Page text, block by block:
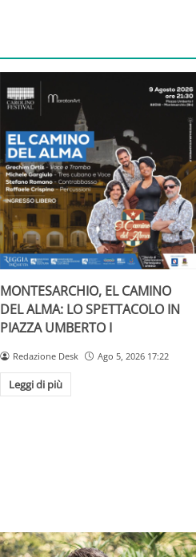
MONTESARCHIO, EL CAMINO
DEL ALMA: LO SPETTACOLO IN
PIAZZA UMBERTO I
Redazione Desk Ago 5, 2026 17:22
Leggi di più